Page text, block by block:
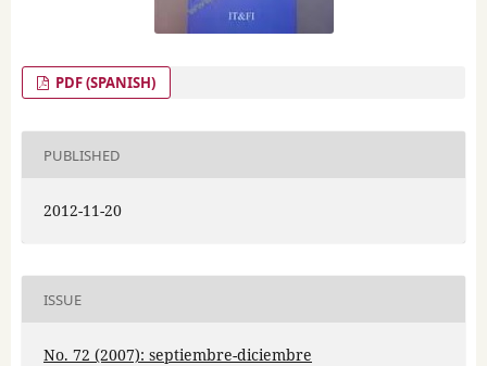
PDF (SPANISH)
PUBLISHED
2012-11-20
ISSUE
No. 72 (2007): septiembre-diciembre